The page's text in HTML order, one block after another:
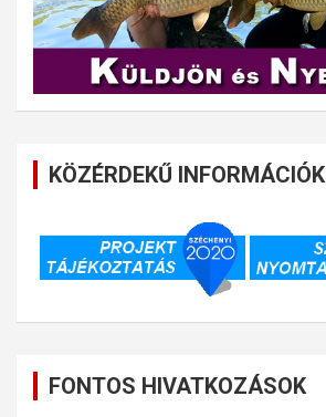
KÖZÉRDEKŰ INFORMÁCIÓK
FONTOS HIVATKOZÁSOK